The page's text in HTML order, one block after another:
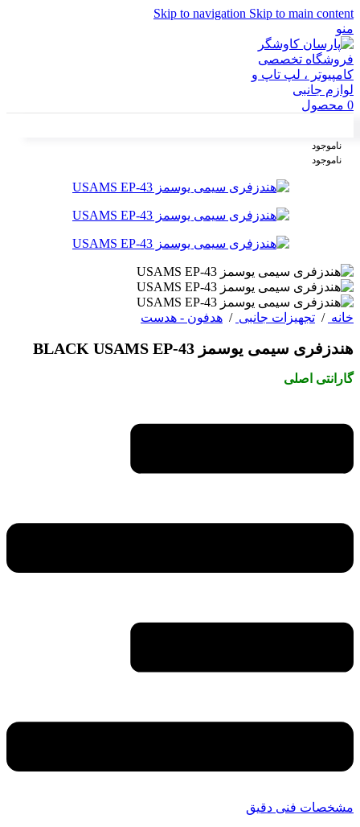
Skip to navigation Skip to main content
منو
0 محصول
ناموجود
ناموجود
خانه / تجهیزات جانبی / هدفون - هدست
هندزفری سیمی یوسمز BLACK USAMS EP-43
گارانتی اصلی
مشخصات فنی دقیق